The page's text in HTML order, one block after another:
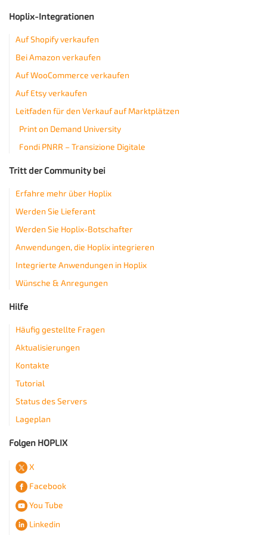
Hoplix-Integrationen
Auf Shopify verkaufen
Bei Amazon verkaufen
Auf WooCommerce verkaufen
Auf Etsy verkaufen
Leitfaden für den Verkauf auf Marktplätzen
Print on Demand University
Fondi PNRR – Transizione Digitale
Tritt der Community bei
Erfahre mehr über Hoplix
Werden Sie Lieferant
Werden Sie Hoplix-Botschafter
Anwendungen, die Hoplix integrieren
Integrierte Anwendungen in Hoplix
Wünsche & Anregungen
Hilfe
Häufig gestellte Fragen
Aktualisierungen
Kontakte
Tutorial
Status des Servers
Lageplan
Folgen HOPLIX
X
Facebook
You Tube
Linkedin